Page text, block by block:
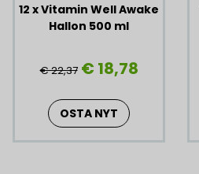
12 x Vitamin Well Awake
Hallon 500 ml
€ 22,37 € 18,78
OSTA NYT